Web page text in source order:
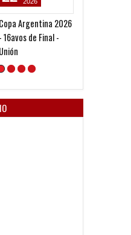
Gaudio: "Siempre
quise ayudar a
Independiente"